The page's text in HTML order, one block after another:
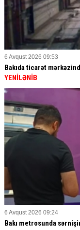
6 Avqust 2026 09:53
Bakıda ticarət
YENİLƏNİB
6 Avqust 2026 09:24
Bakı metrosunda